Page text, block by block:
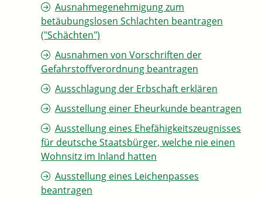
Ausnahmegenehmigung zum
betäubungslosen Schlachten beantragen
("Schächten")
Ausnahmen von Vorschriften der
Gefahrstoffverordnung beantragen
Ausschlagung der Erbschaft erklären
Ausstellung einer Eheurkunde beantragen
Ausstellung eines Ehefähigkeitszeugnisses
für deutsche Staatsbürger, welche nie einen
Wohnsitz im Inland hatten
Ausstellung eines Leichenpasses
beantragen